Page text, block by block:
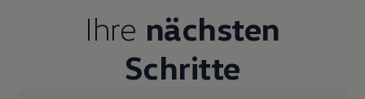
Ihre nächsten
Schritte